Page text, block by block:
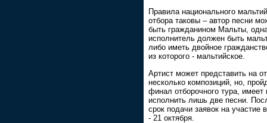
Правила национального
отбора таковы – автор песни
быть гражданином Мальты,
исполнитель должен быть
либо иметь двойное
из которого - мальтийское.
Артист может представить на
несколько композиций, но,
финал отборочного тура, имеет
исполнить лишь две песни.
срок подачи заявок на участие
- 21 октября.